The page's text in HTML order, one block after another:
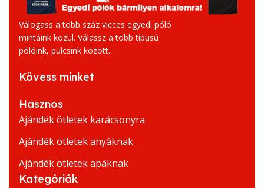
Válogass a több száz vicces egyedi póló
mintáink közül. Válassz a több típusú
pólóink, pulcsink között.
Kövess minket
Hasznos
Ajándék ötletek karácsonyra
Ajándék ötletek anyáknak
Ajándék ötletek apáknak
Kategóriák